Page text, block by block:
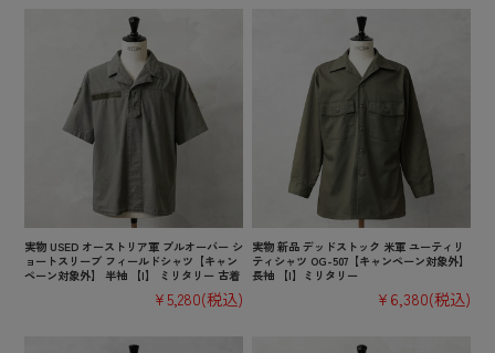
実物 USED オーストリア軍 プルオーバー シ
ョートスリーブ フィールドシャツ【キャン
ペーン対象外】 半袖 【I】 ミリタリー 古着
¥5,280(税込)
実物 新品 デッドストック 米軍 ユーティリ
ティシャツ OG-507【キャンペーン対象外】
長袖 【I】ミリタリー
¥6,380(税込)